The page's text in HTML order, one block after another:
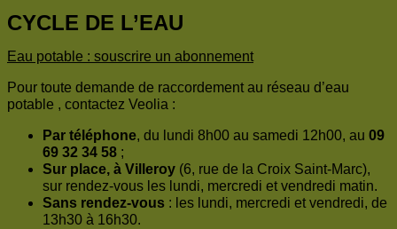
CYCLE DE L’EAU
Eau potable : souscrire un abonnement
Pour toute demande de raccordement au réseau d’eau
potable , contactez Veolia :
Par téléphone, du lundi 8h00 au samedi 12h00, au 09
69 32 34 58 ;
Sur place, à Villeroy (6, rue de la Croix Saint-Marc),
sur rendez-vous les lundi, mercredi et vendredi matin.
Sans rendez-vous : les lundi, mercredi et vendredi, de
13h30 à 16h30.